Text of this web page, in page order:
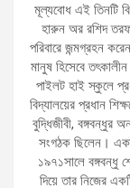
মূল্যবোধ এই তিনটি
হারুন অর রশিদ
পরিবারে জন্মগ্রহন
মানুষ হিসেবে তৎকালীন
পাইলট হাই স্কুলে
বিদ্যালয়ের প্রধান
বুদ্ধিজীবী, বঙ্গবন্ধুর
সংগঠক ছিলেন।
১৯৭১সালে বঙ্গবন্ধু
দিয়ে তার নিজের